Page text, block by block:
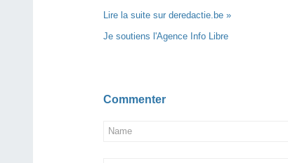
Lire la suite sur deredactie.be »
Je soutiens l'Agence Info Libre
Commenter